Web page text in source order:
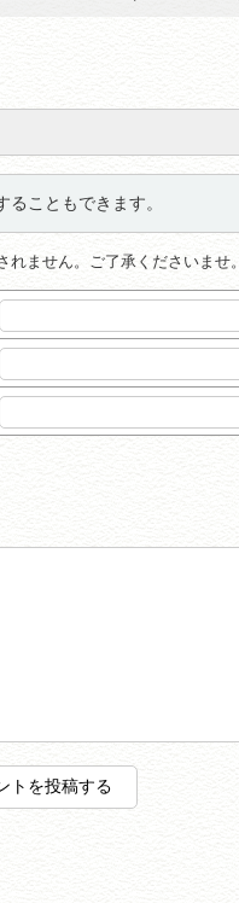
ることもできます。
ません。ご了承くださいませ。